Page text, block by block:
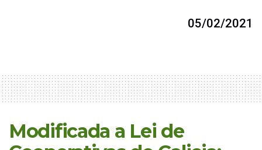
05/02/2021
Modificada a Lei de